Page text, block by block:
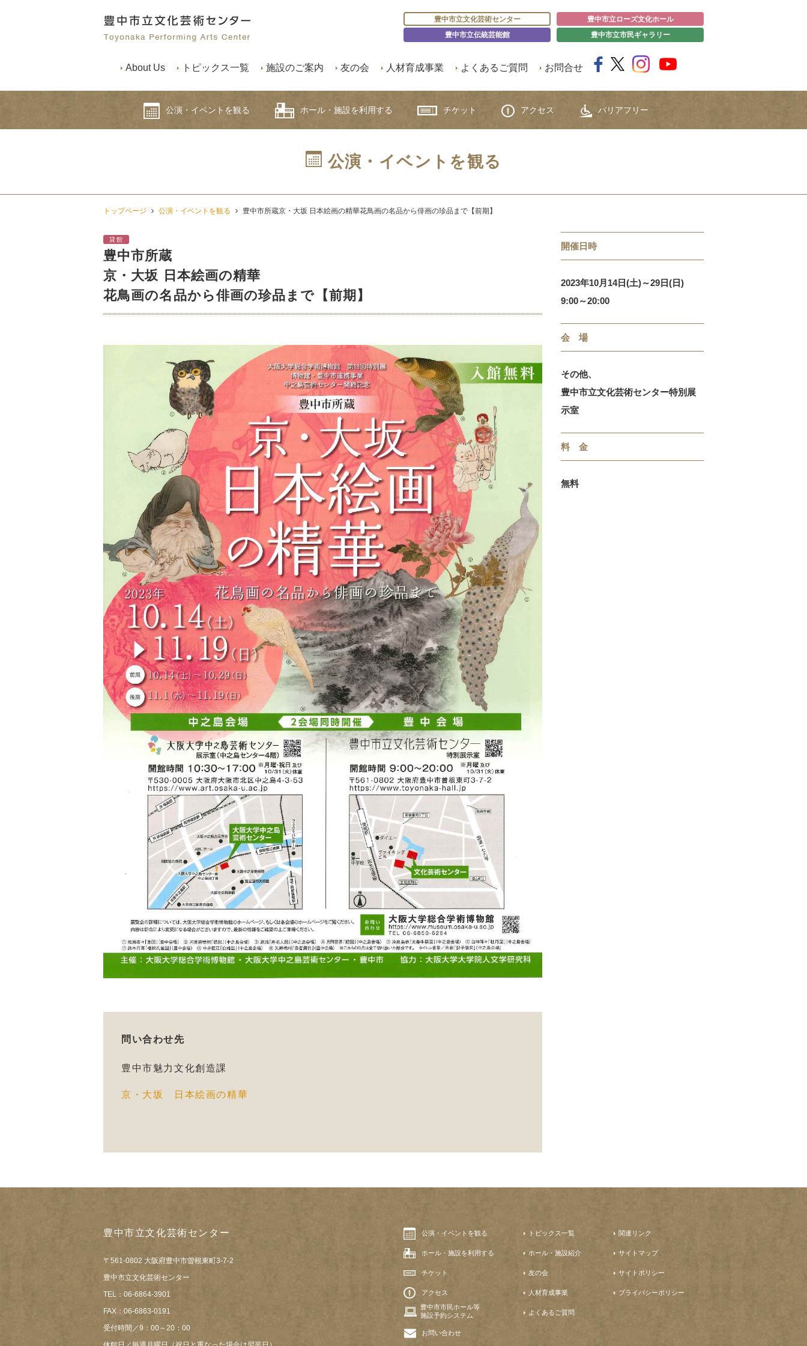
豊中市立文化芸術センター
豊中市立ローズ文化ホール
豊中市立伝統芸能館
豊中市立市民ギャラリー
About Us トピックス一覧 施設のご案内 友の会 人材育成事業 よくあるご質問 お問合せ
公演・イベントを観る ホール・施設を利用する チケット アクセス バリアフリー
公演・イベントを観る
トップページ 公演・イベントを観る 豊中市所蔵京・大坂 日本絵画の精華花鳥画の名品から俳画の珍品まで【前期】
貸館
豊中市所蔵
京・大坂 日本絵画の精華
花鳥画の名品から俳画の珍品まで【前期】
問い合わせ先
豊中市魅力文化創造課
京・大坂 日本絵画の精華
開催日時
2023年10月14日(土)～29日(日)
9:00～20:00
会 場
その他、
豊中市立文化芸術センター特別展
示室
料 金
無料
豊中市立文化芸術センター
〒561-0802 大阪府豊中市曽根東町3-7-2
豊中市立文化芸術センター
TEL：06-6864-3901
FAX：06-6863-0191
受付時間／9：00～20：00
公演・イベントを観る
ホール・施設を利用する
チケット
アクセス
豊中市市民ホール等
施設予約システム
お問い合わせ
トピックス一覧
ホール・施設紹介
友の会
人材育成事業
よくあるご質問
関連リンク
サイトマップ
サイトポリシー
プライバシーポリシー